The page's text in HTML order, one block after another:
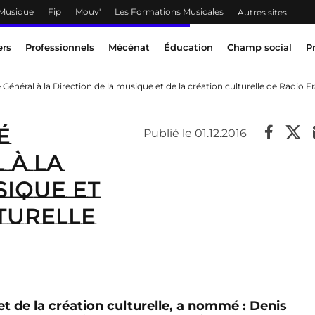
Fip Mouv' Les Formations Musicales Autres sites
Professionnels Mécénat Éducation Champ social
à la Direction de la musique et de la création culturelle de Radio
à la
et
Publié le 01.12.2016
de la création culturelle, a nommé : Denis